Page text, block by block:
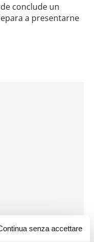
senza accettare
conclude un
a presentarne